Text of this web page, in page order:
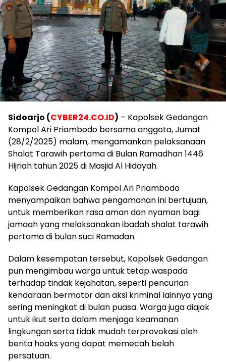
Sidoarjo (CYBER24.CO.ID) – Kapolsek Gedangan
Kompol Ari Priambodo bersama anggota, Jumat
(28/2/2025) malam, mengamankan pelaksanaan
Shalat Tarawih pertama di Bulan Ramadhan 1446
Hijriah tahun 2025 di Masjid Al Hidayah.
Kapolsek Gedangan Kompol Ari Priambodo
menyampaikan bahwa pengamanan ini bertujuan,
untuk memberikan rasa aman dan nyaman bagi
jamaah yang melaksanakan ibadah shalat tarawih
pertama di bulan suci Ramadan.
Dalam kesempatan tersebut, Kapolsek Gedangan
pun mengimbau warga untuk tetap waspada
terhadap tindak kejahatan, seperti pencurian
kendaraan bermotor dan aksi kriminal lainnya yang
sering meningkat di bulan puasa. Warga juga diajak
untuk ikut serta dalam menjaga keamanan
lingkungan serta tidak mudah terprovokasi oleh
berita hoaks yang dapat memecah belah
persatuan.